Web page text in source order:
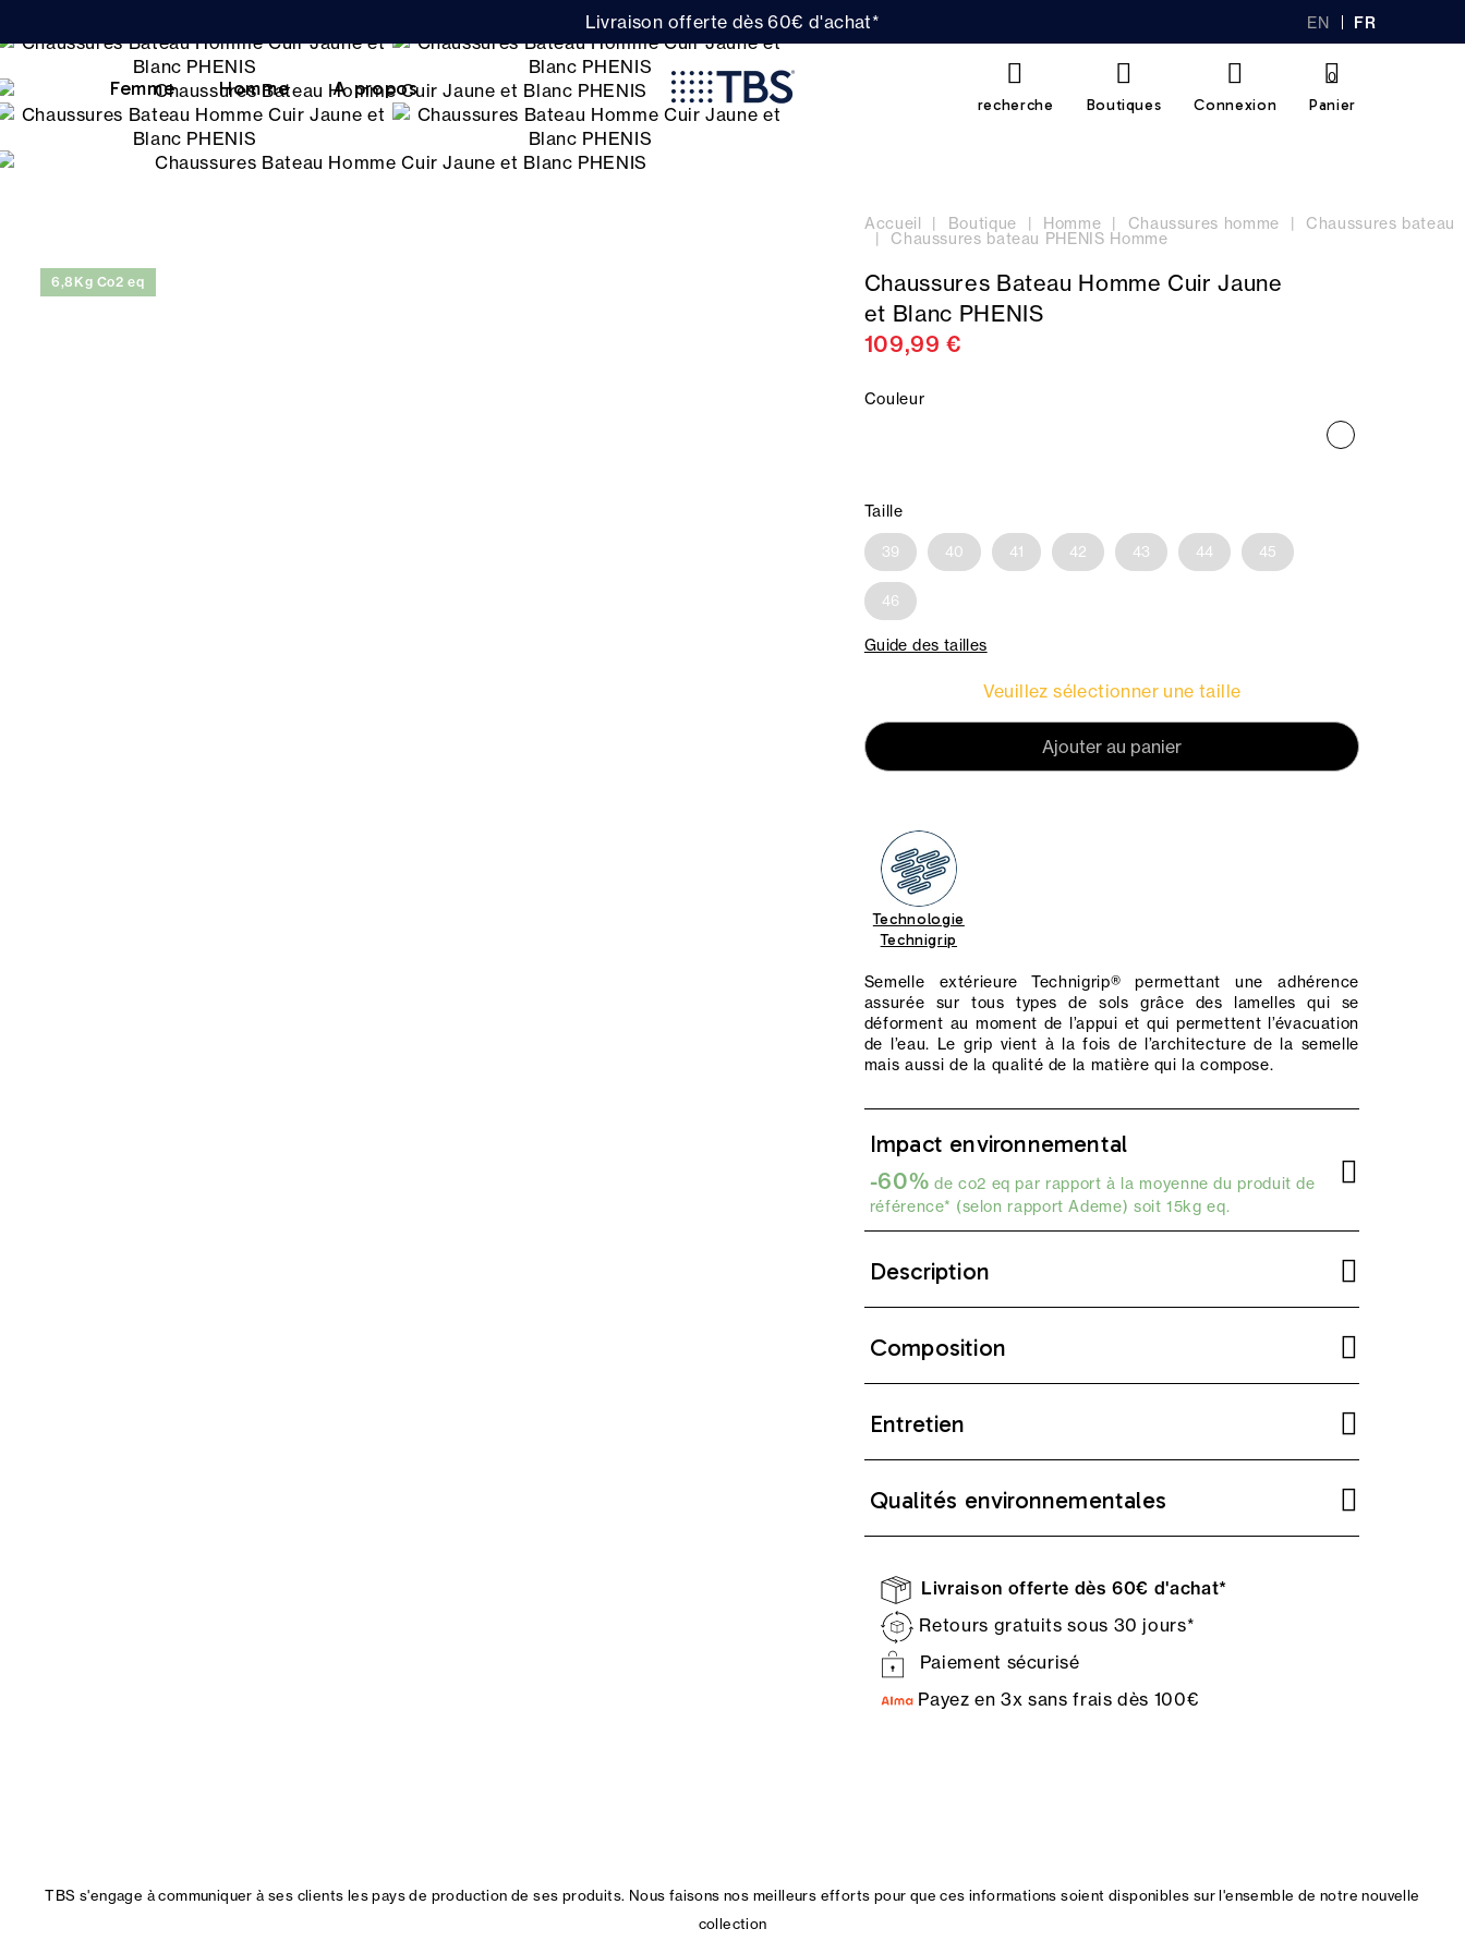
Livraison offerte dès 60€ d'achat* EN FR
Femme Homme A propos
recherche Boutiques Connexion Panier
0
Accueil Boutique Homme Chaussures homme Chaussures bateau
Chaussures bateau PHENIS Homme
6,8Kg Co2 eq
Chaussures Bateau Homme Cuir Jaune
et Blanc PHENIS
109,99 €
Couleur
Taille
39 40 41 42 43 44 45
46
Guide des tailles
Veuillez sélectionner une taille
Ajouter au panier
Technologie
Technigrip
Semelle extérieure Technigrip® permettant une adhérence
assurée sur tous types de sols grâce des lamelles qui se
déforment au moment de l’appui et qui permettent l’évacuation
de l’eau. Le grip vient à la fois de l’architecture de la semelle
mais aussi de la qualité de la matière qui la compose.
Impact environnemental
-60% de co2 eq par rapport à la moyenne du produit de
référence* (selon rapport Ademe) soit 15kg eq.
Description
Composition
Entretien
Qualités environnementales
Livraison offerte dès 60€ d'achat*
Retours gratuits sous 30 jours*
Paiement sécurisé
Payez en 3x sans frais dès 100€
TBS s'engage à communiquer à ses clients les pays de production de ses produits. Nous faisons nos meilleurs efforts pour que ces informations soient disponibles sur l'ensemble de notre nouvelle
collection